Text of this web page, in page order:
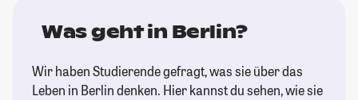
Was geht in Berlin?
Wir haben Studierende gefragt, was sie über das
Leben in Berlin denken. Hier kannst du sehen, wie sie